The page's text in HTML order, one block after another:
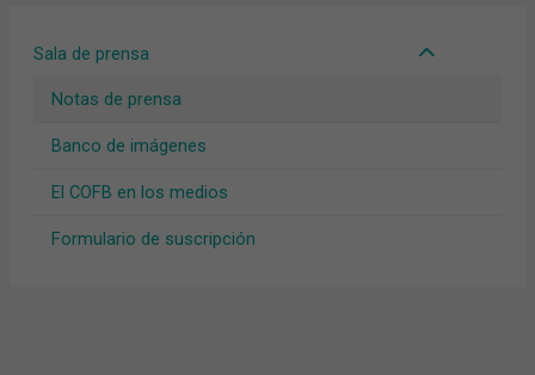
Sala de prensa
Notas de prensa
Banco de imágenes
El COFB en los medios
Formulario de suscripción